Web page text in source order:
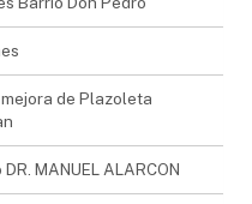
de Plazoleta
MANUEL ALARCON